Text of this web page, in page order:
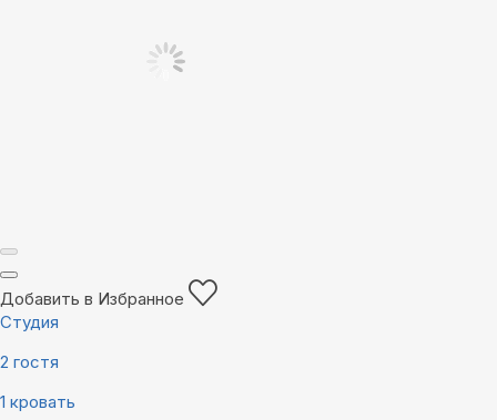
Добавить в Избранное
Студия
2 гостя
1 кровать